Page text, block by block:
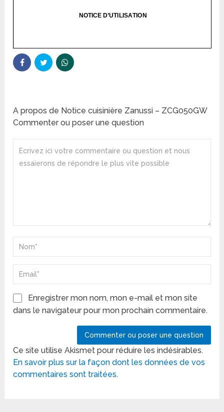
A propos de Notice cuisinière Zanussi – ZCG050GW
Commenter ou poser une question
Enregistrer mon nom, mon e-mail et mon site
dans le navigateur pour mon prochain commentaire.
Ce site utilise Akismet pour réduire les indésirables.
En savoir plus sur la façon dont les données de vos
commentaires sont traitées.